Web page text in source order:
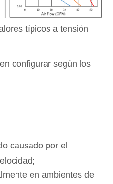
típicos a tensión
configurar según los
causado por el
en ambientes de